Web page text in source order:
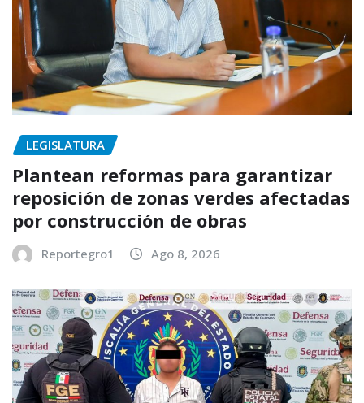
LEGISLATURA
Plantean reformas para garantizar
reposición de zonas verdes afectadas
por construcción de obras
Reportegro1 Ago 8, 2026